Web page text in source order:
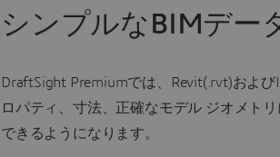
シンプルなBIMデー
DraftSight Premiumでは、Revit(.rvt)およ
ロパティ、寸法、正確なモデル ジオメト
できるようになります。